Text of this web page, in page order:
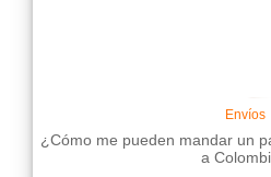
Envíos
¿Cómo me pueden mandar un
a